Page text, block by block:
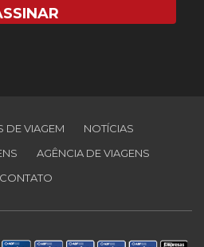
DE VIAGEM
NOTÍCIAS
AGÊNCIA DE VIAGENS
CONTATO